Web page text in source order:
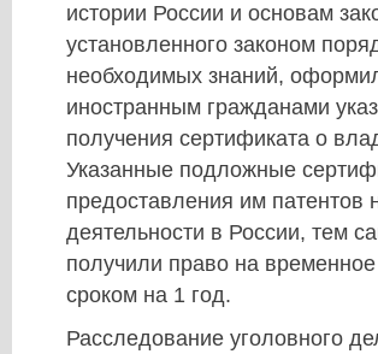
истории России и основам
установленного законом
необходимых знаний,
иностранным гражданами
получения сертификата о
Указанные подложные
предоставления им патентов
деятельности в России, тем
получили право на
сроком на 1 год.
Расследование уголовного